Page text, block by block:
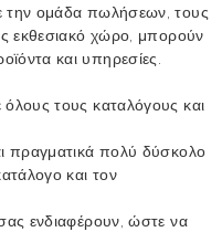
την ομάδα πωλήσεων, τους
εκθεσιακό χώρο, μπορούν
και υπηρεσίες.
τους καταλόγους και
πραγματικά πολύ δύσκολο
και τον
ενδιαφέρουν, ώστε να